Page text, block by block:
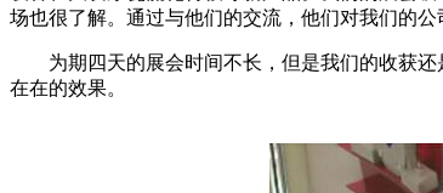
场也很了解。通过与他们的交流，他们对我们的
为期四天的展会时间不长，但是我们的收获还
在在的效果。